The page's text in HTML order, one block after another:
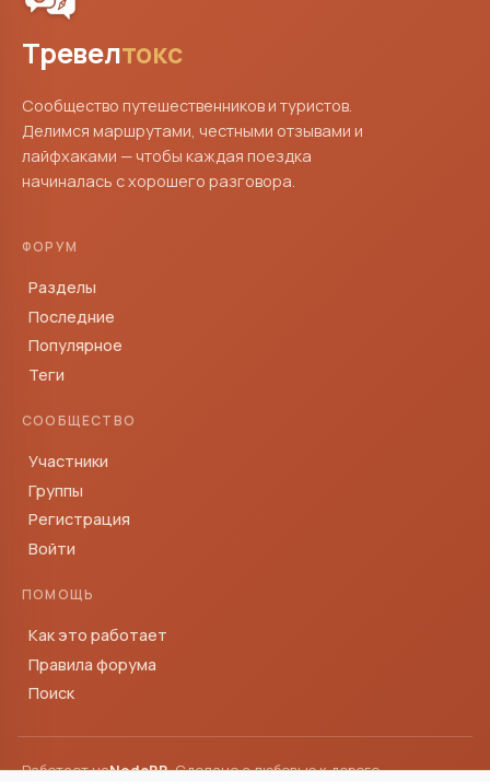
Тревелтокс
Сообщество путешественников и туристов.
Делимся маршрутами, честными отзывами и
лайфхаками — чтобы каждая поездка
начиналась с хорошего разговора.
ФОРУМ
Разделы
Последние
Популярное
Теги
СООБЩЕСТВО
Участники
Группы
Регистрация
Войти
ПОМОЩЬ
Как это работает
Правила форума
Поиск
Работает наNodeBB· Сделано с любовью к дороге